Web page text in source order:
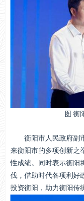
图 衡
衡阳市人民政府副市
来衡阳市的多项创新之
性成绩。同时表示衡阳
伐，借助时代各项利好
投资衡阳，助力衡阳传